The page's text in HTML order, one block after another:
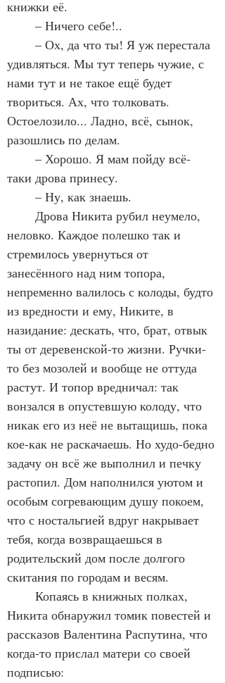
книжки её.
	– Ничего себе!..
удивляться. Мы тут теперь чужие, с
нами тут и не такое ещё будет
твориться. Ах, что толковать.
Остоелозило... Ладно, всё, сынок,
разошлись по делам.
таки дрова принесу.
	– Ну, как знаешь.
неловко. Каждое полешко так и
стремилось увернуться от
занесённого над ним топора,
непременно валилось с колоды, будто
из вредности и ему, Никите, в
назидание: дескать, что, брат, отвык
ты от деревенской-то жизни. Ручки-
то без мозолей и вообще не оттуда
растут. И топор вредничал: так
вонзался в опустевшую колоду, что
никак его из неё не вытащишь, пока
кое-как не раскачаешь. Но худо-бедно
задачу он всё же выполнил и печку
растопил. Дом наполнился уютом и
особым согревающим душу покоем,
что с ностальгией вдруг накрывает
тебя, когда возвращаешься в
родительский дом после долгого
скитания по городам и весям.
Никита обнаружил томик повестей и
рассказов Валентина Распутина, что
когда-то прислал матери со своей
подписью: